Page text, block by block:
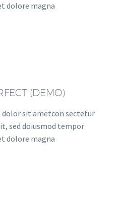
dolore magna
(DEMO)
dolor sit ametcon sectetur
sed doiusmod tempor
dolore magna